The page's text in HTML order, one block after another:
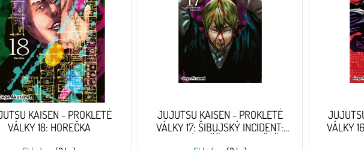
KAISEN - PROKLETÉ
VÁLKY 18: HOREČKA
JUJUTSU KAISEN - PROKLETÉ
VÁLKY 17: ŠIBUJSKÝ INCIDENT:
VÁLKY